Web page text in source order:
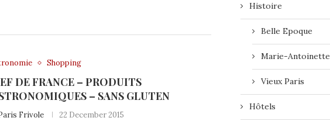
Shopping
DE FRANCE – PRODUITS
– SANS GLUTEN
Frivole 22 December 2015
Histoire
Belle Epoque
Marie-Antoinette
Vieux Paris
Hôtels